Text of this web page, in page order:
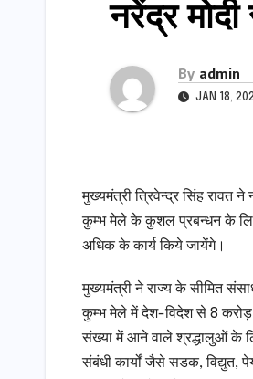
नरेंद्र
By admin
JAN 18,
मुख्यमंत्री त्रिवेन्द्र सिंह रावत ने
कुम्भ मेले के कुशल प्रबन्धन के
अधिक के कार्य किये जायेंगे।
मुख्यमंत्री ने राज्य के सीमित
कुम्भ मेले में देश-विदेश से 8 करोड़
संख्या में आने वाले श्रद्धालुओं के
संबंधी कार्यों जैसे सडक, विद्युत,